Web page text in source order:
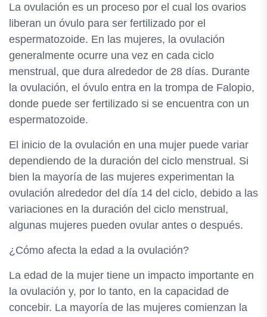
La ovulación es un proceso por el cual los ovarios
liberan un óvulo para ser fertilizado por el
espermatozoide. En las mujeres, la ovulación
generalmente ocurre una vez en cada ciclo
menstrual, que dura alrededor de 28 días. Durante
la ovulación, el óvulo entra en la trompa de Falopio,
donde puede ser fertilizado si se encuentra con un
espermatozoide.
El inicio de la ovulación en una mujer puede variar
dependiendo de la duración del ciclo menstrual. Si
bien la mayoría de las mujeres experimentan la
ovulación alrededor del día 14 del ciclo, debido a las
variaciones en la duración del ciclo menstrual,
algunas mujeres pueden ovular antes o después.
¿Cómo afecta la edad a la ovulación?
La edad de la mujer tiene un impacto importante en
la ovulación y, por lo tanto, en la capacidad de
concebir. La mayoría de las mujeres comienzan la